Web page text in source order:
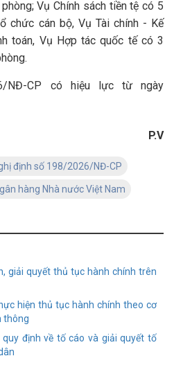
Vụ Chính sách tiền tệ có 5
chức cán bộ, Vụ Tài chính - Kế
toán, Vụ Hợp tác quốc tế có 3
NĐ-CP có hiệu lực từ ngày
P.V
định số 198/2026/NĐ-CP
hàng Nhà nước Việt Nam
giải quyết thủ tục hành chính trên
hiện thủ tục hành chính theo cơ
thông
định về tố cáo và giải quyết tố